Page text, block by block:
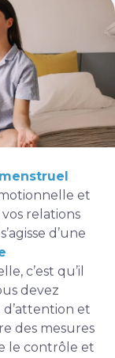
et
relations
d’une
c’est qu’il
devez
et
des mesures
le contrôle et